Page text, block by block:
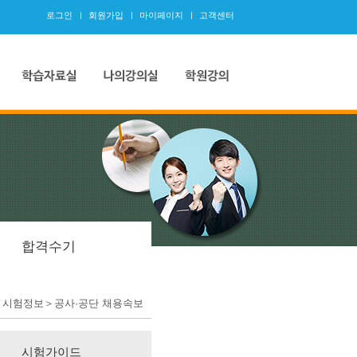
로그인 회원가입 마이페이지 고객센터
합격수기
시험정보＞공사·공단 채용속보
시험가이드